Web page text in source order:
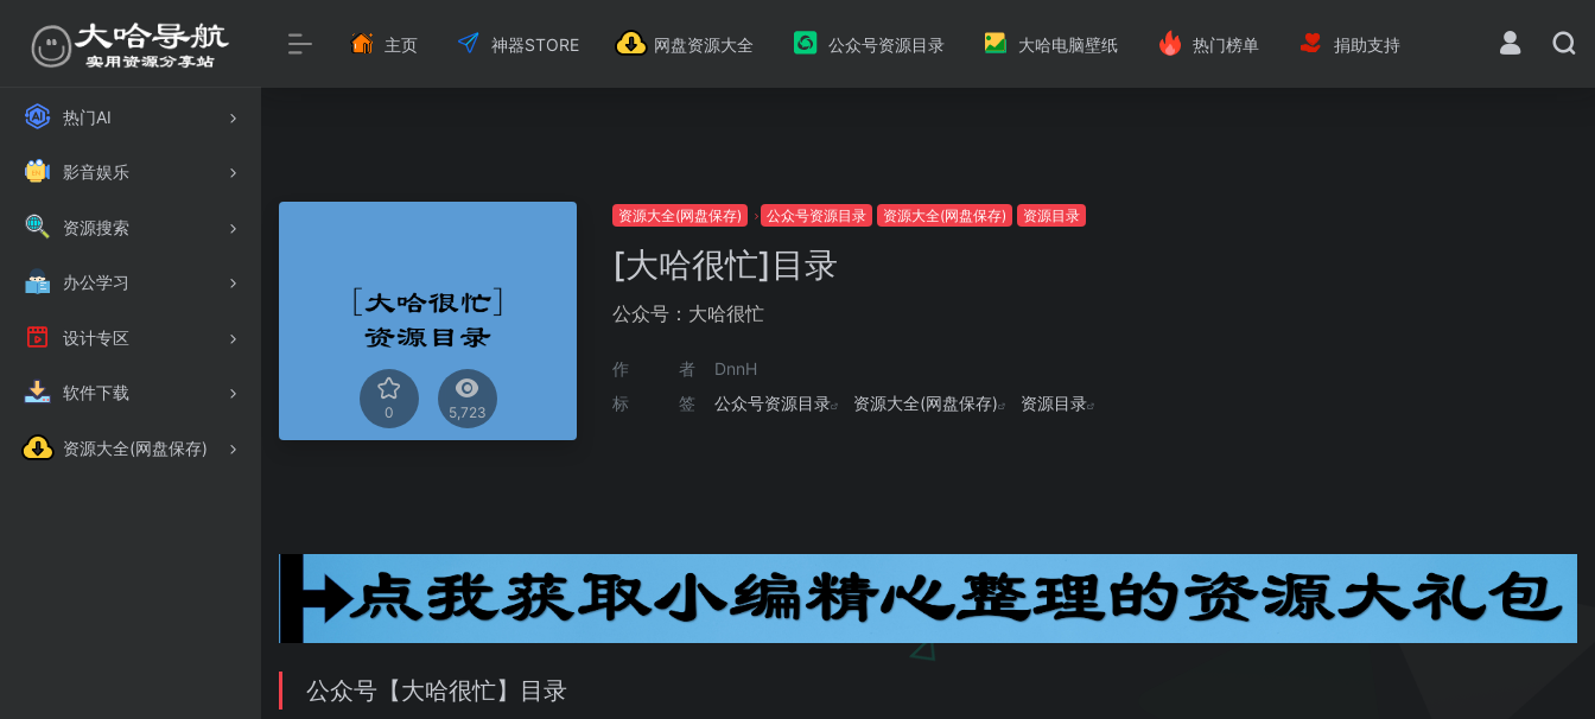
热门AI
影音娱乐
资源搜索
办公学习
设计专区
软件下载
资源大全(网盘保存)
主页 神器STORE 网盘资源大全 公众号资源目录 大哈电脑壁纸 热门榜单 捐助支持
0 5,723
资源大全(网盘保存) 公众号资源目录 资源大全(网盘保存) 资源目录
[大哈很忙]目录
公众号：大哈很忙
作者
DnnH
标签
公众号资源目录 资源大全(网盘保存) 资源目录
公众号【大哈很忙】目录